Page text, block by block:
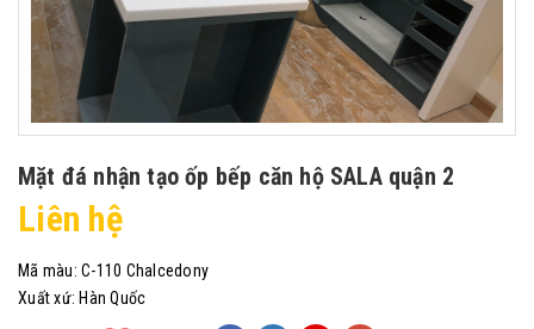
Mặt đá nhận tạo ốp bếp căn hộ SALA quận 2
Liên hệ
Mã màu: C-110 Chalcedony
Xuất xứ: Hàn Quốc